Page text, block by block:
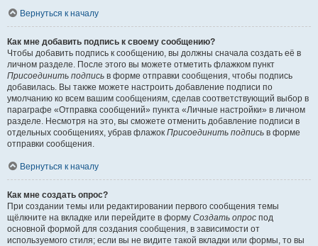
Вернуться к началу
Как мне добавить подпись к своему сообщению?
Чтобы добавить подпись к сообщению, вы должны сначала создать её в
личном разделе. После этого вы можете отметить флажком пункт
Присоединить подпись в форме отправки сообщения, чтобы подпись
добавилась. Вы также можете настроить добавление подписи по
умолчанию ко всем вашим сообщениям, сделав соответствующий выбор в
параграфе «Отправка сообщений» пункта «Личные настройки» в личном
разделе. Несмотря на это, вы сможете отменить добавление подписи в
отдельных сообщениях, убрав флажок Присоединить подпись в форме
отправки сообщения.
Вернуться к началу
Как мне создать опрос?
При создании темы или редактировании первого сообщения темы
щёлкните на вкладке или перейдите в форму Создать опрос под
основной формой для создания сообщения, в зависимости от
используемого стиля; если вы не видите такой вкладки или формы, то вы